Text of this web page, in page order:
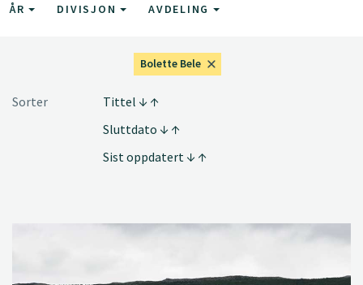
ÅR DIVISJON AVDELING
Bolette Bele
Sorter
Tittel
Sluttdato
Sist oppdatert